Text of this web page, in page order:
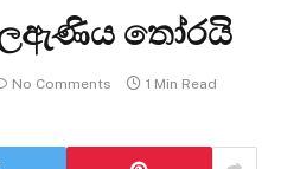
තෝරයි
No Comments
1 Min Read